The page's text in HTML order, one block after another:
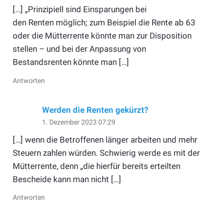
[…] „Prinzipiell sind Einsparungen bei
den Renten möglich; zum Beispiel die Rente ab 63
oder die Mütterrente könnte man zur Disposition
stellen – und bei der Anpassung von
Bestandsrenten könnte man […]
Antworten
Werden die Renten gekürzt?
1. Dezember 2023 07:29
[…] wenn die Betroffenen länger arbeiten und mehr
Steuern zahlen würden. Schwierig werde es mit der
Mütterrente, denn „die hierfür bereits erteilten
Bescheide kann man nicht […]
Antworten